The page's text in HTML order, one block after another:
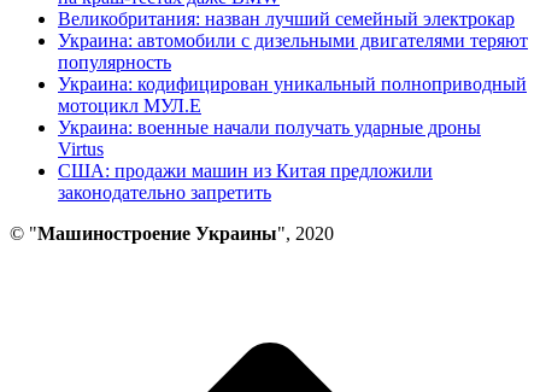
Великобритания: назван лучший семейный электрокар
Украина: автомобили с дизельными двигателями теряют
популярность
Украина: кодифицирован уникальный полноприводный
мотоцикл МУЛ.Е
Украина: военные начали получать ударные дроны
Virtus
США: продажи машин из Китая предложили
законодательно запретить
© "Машиностроение Украины", 2020